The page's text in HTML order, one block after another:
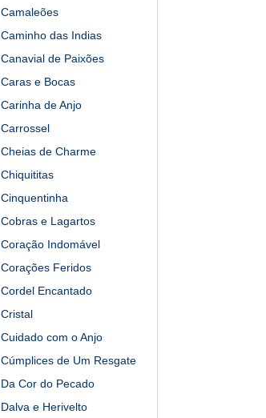
Camaleões
Caminho das Indias
Canavial de Paixões
Caras e Bocas
Carinha de Anjo
Carrossel
Cheias de Charme
Chiquititas
Cinquentinha
Cobras e Lagartos
Coração Indomável
Corações Feridos
Cordel Encantado
Cristal
Cuidado com o Anjo
Cúmplices de Um Resgate
Da Cor do Pecado
Dalva e Herivelto